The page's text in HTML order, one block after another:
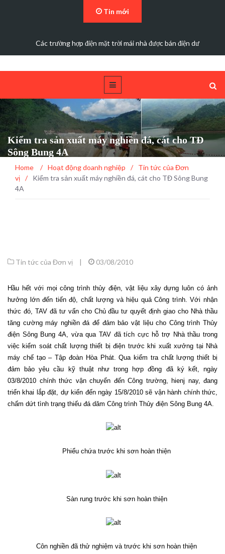
Tin mới
Các trường hợp điện mặt trời mái nhà được bán điện dư
Kiểm tra sản xuất máy nghiền đá, cát cho TĐ
Sông Bung 4A
Home / Hoạt động doanh nghiệp /
Tin tức của Đơn
vị /
Kiểm tra sản xuất máy nghiền đá, cát cho TĐ Sông Bung
4A
Tin tức của Đơn vị | 03/08/2010
Hầu hết với mọi công trình thủy điện, vật liệu xây dựng luôn có ảnh
hưởng lớn đến tiến độ, chất lượng và hiệu quả Công trình. Với nhận
thức đó, TAV đã tư vấn cho Chủ đầu tư quyết định giao cho Nhà thầu
tăng cường máy nghiền đá để đảm bảo vật liệu cho Công trình Thủy
điện Sông Bung 4A, vừa qua TAV đã tích cực hỗ trợ Nhà thầu trong
việc kiểm soát chất lượng thiết bị điện trước khi xuất xưởng tại Nhà
máy chế tạo – Tập đoàn Hòa Phát. Qua kiểm tra chất lượng thiết bị
đảm bảo yêu cầu kỹ thuật như trong hợp đồng đã ký kết, ngày
03/8/2010 chính thức vận chuyển đến Công trường, hienj nay, đang
triển khai lắp đặt, dự kiến đến ngày 15/8/2010 sẽ vận hành chính thức,
chấm dứt tình trạng thiếu đá dăm Công trình Thủy điện Sông Bung 4A.
Phiểu chứa trước khi sơn hoàn thiện
Sàn rung trước khi sơn hoàn thiện
Côn nghiền đã thử nghiệm và trước khi sơn hoàn thiện